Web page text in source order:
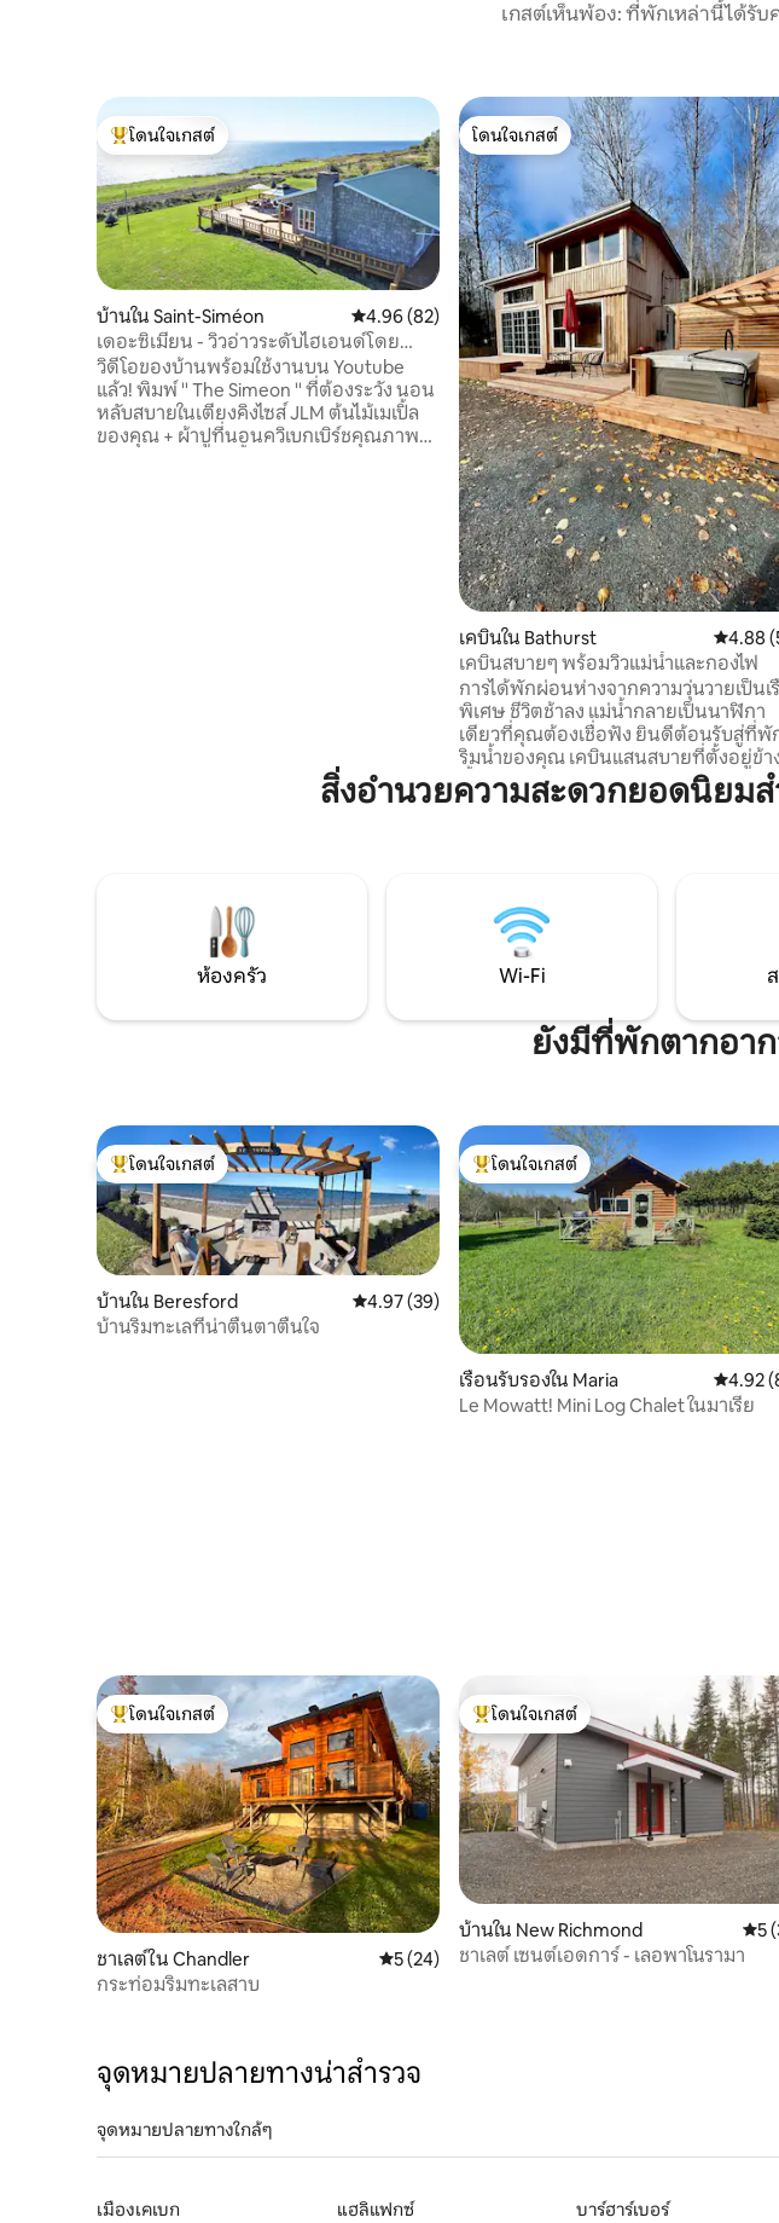
เกสต์เห็นพ้อง: ที่พักเหล่านี้ได้รั
โดนใจเกสต์ที่สุด
โดนใจเกสต์
บ้านใน Saint-Siméon คะแนนเฉลี่ย 4.96 จาก 5, 82 รีวิว
4.96 (82)
เดอะซิเมียน - วิวอ่าวระดับไฮเอนด์โดย
Doorbed
วิดีโอของบ้านพร้อมใช้งานบน Youtube
แล้ว! พิมพ์ '' The Simeon '' ที่ต้องระวัง นอน
หลับสบายในเตียงคิงไซส์ JLM ต้นไม้เมเปิ้ล
ของคุณ + ผ้าปูที่นอนควิเบกเบิร์ชคุณภาพสูง
โดนใจเกสต์
โดนใจเกสต์
เคบินใน Bathurst คะแนนเ
4.88
เคบินสบายๆ พร้อมวิวแม่น้ำและกองไฟ
การได้พักผ่อนห่างจากความวุ่นวายเป็นเ
พิเศษ ชีวิตช้าลง แม่น้ำกลายเป็นนาฬิกา
เดียวที่คุณต้องเชื่อฟัง ยินดีต้อนรับสู่ที่พั
ริมน้ำของคุณ เคบินแสนสบายที่ตั้งอยู่ข้า
น้ำ ล้อมรอบด้วยความสงบของธรรมชาติ
นี่วันเวลาผ่านไปอย่างเรียบง่าย: ดื่มกาแฟ
หรือแค่พักผ่อนอย่างเงียบสงบ ก็สร้างคว
ทรงจำและช่วงช่วงเวลาที่ยิ่งใหญ่ได้ที่นี่
สิ่งอำนวยความสะดวกยอดนิยม
ห้องครัว Wi-Fi
ยังมีที่พักตากอาก
โดนใจเกสต์ที่สุด
โดนใจเกสต์
บ้านใน Beresford คะแนนเฉลี่ย 4.97 จาก 5, 39 รีวิว
4.97 (39)
บ้านริมทะเลที่น่าตื่นตาตื่นใจ
โดนใจเกสต์ที่สุด
โดนใจเกสต์
เรือนรับรองใน Maria คะแนน
4.92
Le Mowatt! Mini Log Chalet ในมาเรีย
โดนใจเกสต์ที่สุด
โดนใจเกสต์
ชาเลต์ใน Chandler คะแนนเฉลี่ย 5 จาก 5, 24 รีวิว
5 (24)
กระท่อมริมทะเลสาบ
โดนใจเกสต์ที่สุด
โดนใจเกสต์
บ้านใน New Richmond คะแ
5
ชาเลต์ เซนต์เอดการ์ - เลอพาโนรามา
จุดหมายปลายทางน่าสำรวจ
จุดหมายปลายทางใกล้ๆ
เมืองเคเบก แฮลิแฟกซ์ บาร์ฮาร์เบอร์